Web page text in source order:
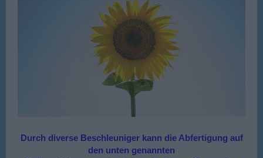
Durch diverse Beschleuniger kann die Abfertigung auf
den unten genannten